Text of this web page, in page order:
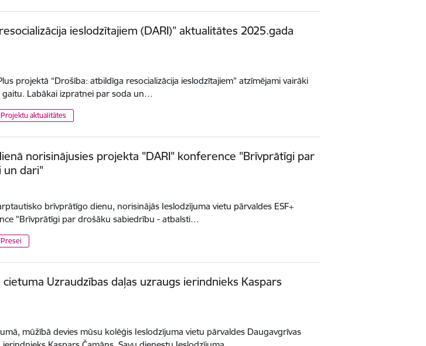
ieslodzītajiem (DARI)” aktualitātes 2025.gada
projektā “Drošība: atbildīga resocializācija ieslodzītajiem” atzīmējami vairāki
Labākai izpratnei par soda un…
Projektu aktualitātes
norisinājusies projekta "DARI" konference "Brīvprātīgi par
un dari"
brīvprātīgo dienu, norisinājās Ieslodzījuma vietu pārvaldes ESF+
"Brīvprātīgi par drošāku sabiedrību - atbalsti…
Presei
Uzraudzības daļas uzraugs ierindnieks Kaspars
mūžībā devies mūsu kolēģis Ieslodzījuma vietu pārvaldes Daugavgrīvas